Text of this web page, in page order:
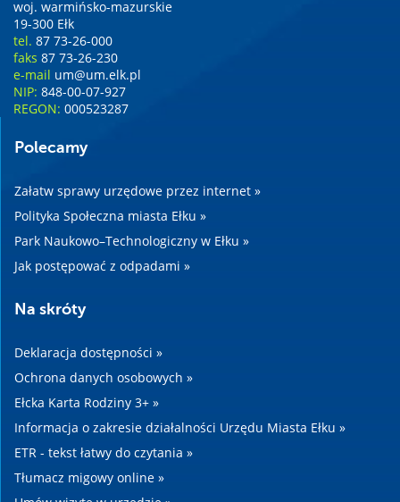
woj. warmińsko-mazurskie
19-300 Ełk
tel. 87 73-26-000
faks 87 73-26-230
e-mail um@um.elk.pl
NIP: 848-00-07-927
REGON: 000523287
Polecamy
Załatw sprawy urzędowe przez internet »
Polityka Społeczna miasta Ełku »
Park Naukowo–Technologiczny w Ełku »
Jak postępować z odpadami »
Na skróty
Deklaracja dostępności »
Ochrona danych osobowych »
Ełcka Karta Rodziny 3+ »
Informacja o zakresie działalności Urzędu Miasta Ełku »
ETR - tekst łatwy do czytania »
Tłumacz migowy online »